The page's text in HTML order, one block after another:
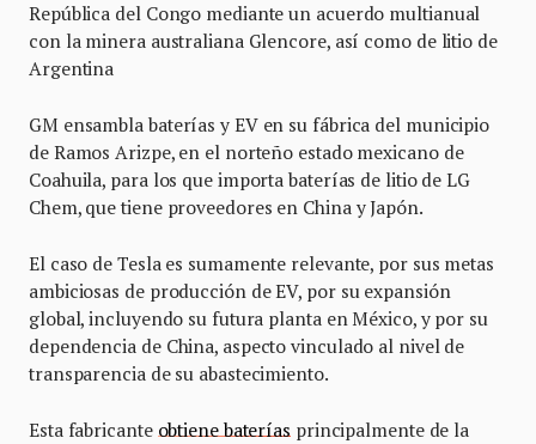
República del Congo mediante un acuerdo multianual
con la minera australiana Glencore, así como de litio de
Argentina
GM ensambla baterías y EV en su fábrica del municipio
de Ramos Arizpe, en el norteño estado mexicano de
Coahuila, para los que importa baterías de litio de LG
Chem, que tiene proveedores en China y Japón.
El caso de Tesla es sumamente relevante, por sus metas
ambiciosas de producción de EV, por su expansión
global, incluyendo su futura planta en México, y por su
dependencia de China, aspecto vinculado al nivel de
transparencia de su abastecimiento.
Esta fabricante obtiene baterías principalmente de la